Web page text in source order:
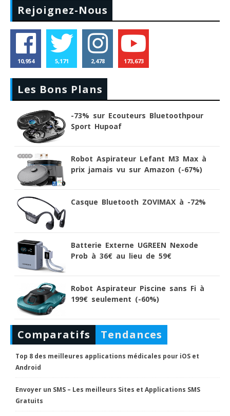
Rejoignez-Nous
10,954 5,171 2,478 173,673
Les Bons Plans
-73% sur Ecouteurs Bluetoothpour
Sport Hupoaf
Robot Aspirateur Lefant M3 Max à
prix jamais vu sur Amazon (-67%)
Casque Bluetooth ZOVIMAX à -72%
Batterie Externe UGREEN Nexode
Prob à 36€ au lieu de 59€
Robot Aspirateur Piscine sans Fi à
199€ seulement (-60%)
Comparatifs Tendances
Top 8 des meilleures applications médicales pour iOS et
Android
Envoyer un SMS – Les meilleurs Sites et Applications SMS
Gratuits